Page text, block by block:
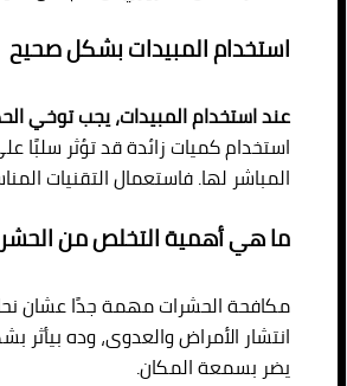
استخدام المبيدات بشكل صحيح
عند استخدام المبيدات، يجب توخي
استخدام كميات زائدة قد تؤثر سلبًا
المباشر لها. فاستعمال التقنيات
ما هي أهمية التخلص من
مكافحة الحشرات مهمة جدًا عشان
انتشار الأمراض والعدوى، وده
يضر بسمعة المكان.